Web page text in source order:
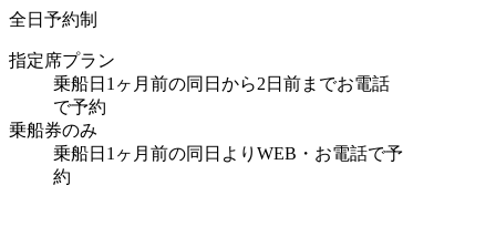
全日予約制
指定席プラン
乗船日1ヶ月前の同日から2日前までお電話
で予約
乗船券のみ
乗船日1ヶ月前の同日よりWEB・お電話で予
約